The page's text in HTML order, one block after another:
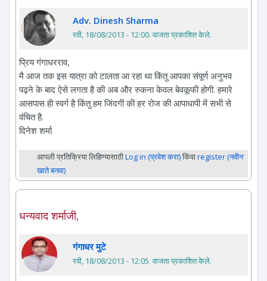
Adv. Dinesh Sharma
रवी, 18/08/2013 - 12:00. वाजता प्रकाशित केले.
प्रिय गंगाधरराव,
मै आज तक इस यात्रा को टालता आ रहा था किंतु आपका संपूर्ण अनुभव
पढ़ने के बाद ऐसे लगता है की अब और रुकना केवल बेवकूफी होगी. हमारे
आसपास ही स्वर्ग है किंतु हम जिंदगी की हर रोज की आपाधापी में सभी से
वंचित है.
दिनेश शर्मा
आपली प्रतिक्रिया लिहिण्यासाठीLog in (प्रवेश करा)किंवाregister (नवीन
खाते बनवा)
धन्यवाद शर्माजी,
गंगाधर मुटे
रवी, 18/08/2013 - 12:05. वाजता प्रकाशित केले.